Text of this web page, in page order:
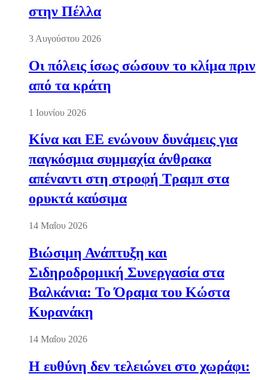
στην Πέλλα
3 Αυγούστου 2026
Οι πόλεις ίσως σώσουν το κλίμα πριν
από τα κράτη
1 Ιουνίου 2026
Κίνα και ΕΕ ενώνουν δυνάμεις για
παγκόσμια συμμαχία άνθρακα
απέναντι στη στροφή Τραμπ στα
ορυκτά καύσιμα
14 Μαΐου 2026
Βιώσιμη Ανάπτυξη και
Σιδηροδρομική Συνεργασία στα
Βαλκάνια: Το Όραμα του Κώστα
Κυρανάκη
14 Μαΐου 2026
Η ευθύνη δεν τελειώνει στο χωράφι: